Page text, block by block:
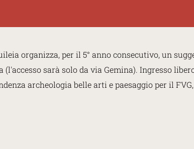
organizza, per il 5° anno consecutivo, un
sarà solo da via Gemina). Ingresso
archeologia belle arti e paesaggio per il